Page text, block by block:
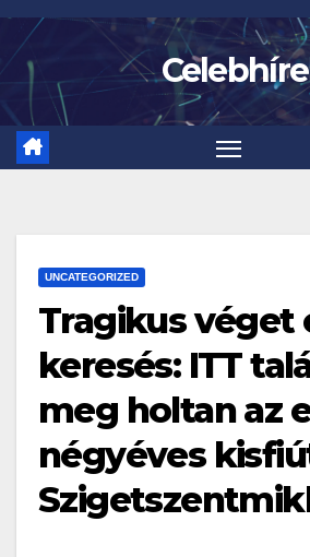
Skip
content
UNCATEGORIZED
Tragikus véget
keresés: ITT
meg holtan az
négyéves